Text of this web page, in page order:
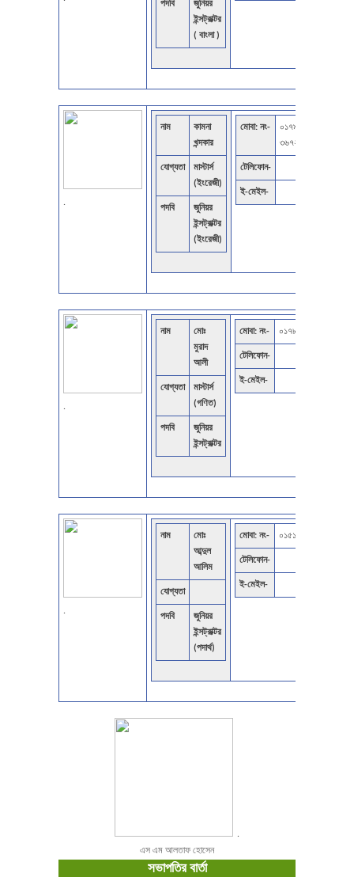
পদবি
জুনিয়র
ইন্সট্রাক্টর
( বাংলা )
.
নাম
কামনা
খন্দকার
যোগ্যতা
মাস্টার্স
(ইংরেজী)
পদবি
জুনিয়র
ইন্সট্রাক্টর
(ইংরেজী)
মোবা: নং-
০১৭৯৩
৩৬৭২৭৩
টেলিফোন-
ই-মেইল-
.
নাম
মোঃ
মুরাদ
আলী
যোগ্যতা
মাস্টার্স
(গণিত)
পদবি
জুনিয়র
ইন্সট্রাক্টর
মোবা: নং- ০১৭৮০-১৩৪০৫১
টেলিফোন-
ই-মেইল-
.
নাম
মোঃ
আব্দুল
আলিম
যোগ্যতা
পদবি
জুনিয়র
ইন্সট্রাক্টর
(পদার্থ)
মোবা: নং- ০১৫১৬১৬৪৩৯৪
টেলিফোন-
ই-মেইল-
.
এস এম আলতাফ হোসেন
সভাপতির বার্তা